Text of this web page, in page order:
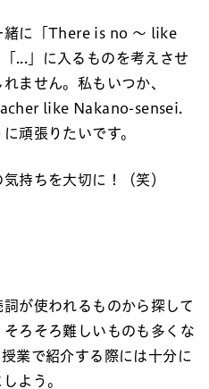
緒に「There is no ～ like
「...」に入るものを考えさせ
ません。私もいつか、
like Nakano-sensei.
頑張りたいです。
持ちを大切に！（笑）
詞が使われるものから探して
そろそろ難しいものも多くな
業で紹介する際には十分に
よう。